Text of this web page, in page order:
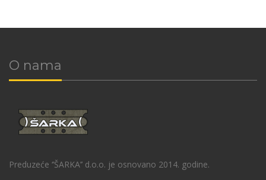
O nama
Preduzeće ‘’ŠARKA’’ d.o.o. je osnovano 2014. godine.